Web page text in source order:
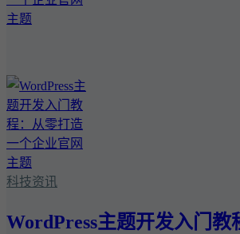
科技资讯
WordPress主题开发入门教